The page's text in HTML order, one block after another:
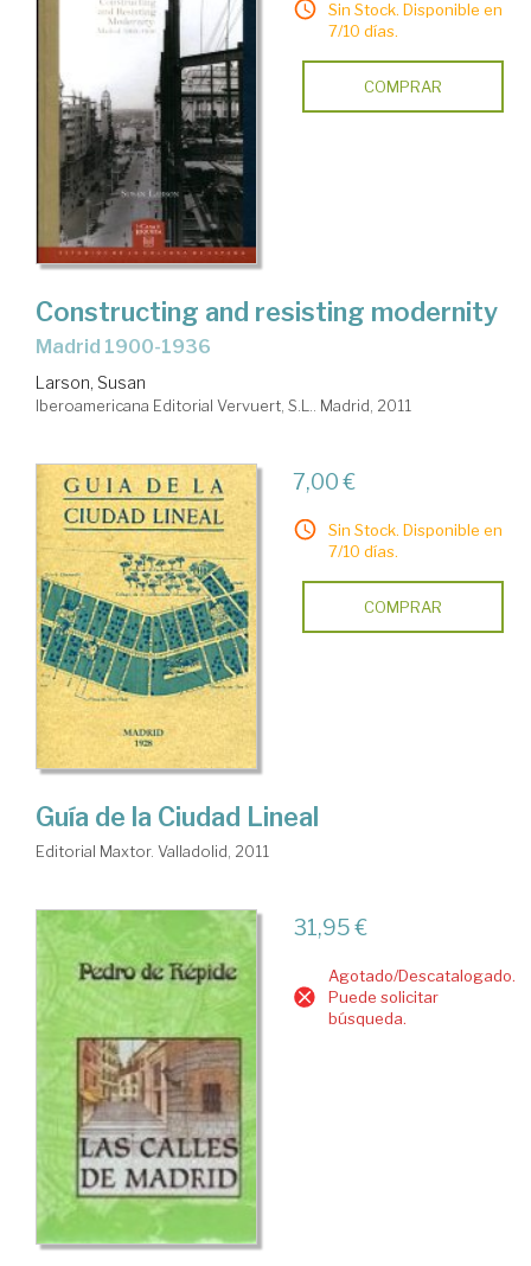
Sin Stock. Disponible en
7/10 días.
COMPRAR
Constructing and resisting modernity
Madrid 1900-1936
Larson, Susan
Iberoamericana Editorial Vervuert, S.L.. Madrid, 2011
7,00 €
Sin Stock. Disponible en
7/10 días.
COMPRAR
Guía de la Ciudad Lineal
Editorial Maxtor. Valladolid, 2011
31,95 €
Agotado/Descatalogado.
Puede solicitar
búsqueda.